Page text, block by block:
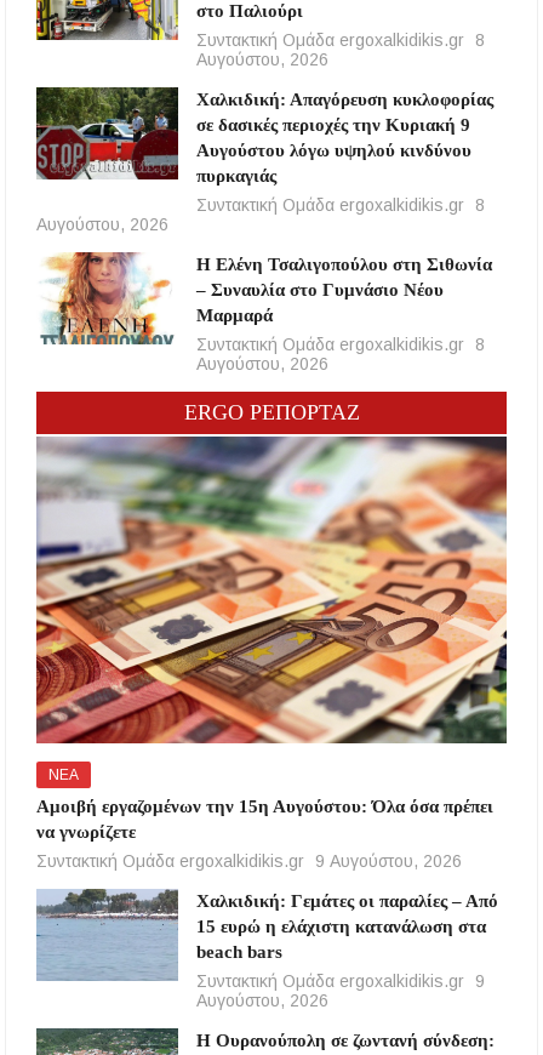
στο Παλιούρι
Συντακτική Ομάδα ergoxalkidikis.gr
8
Αυγούστου, 2026
Χαλκιδική: Απαγόρευση κυκλοφορίας
σε δασικές περιοχές την Κυριακή 9
Αυγούστου λόγω υψηλού κινδύνου
πυρκαγιάς
Συντακτική Ομάδα ergoxalkidikis.gr
8
Αυγούστου, 2026
Η Ελένη Τσαλιγοπούλου στη Σιθωνία
– Συναυλία στο Γυμνάσιο Νέου
Μαρμαρά
Συντακτική Ομάδα ergoxalkidikis.gr
8
Αυγούστου, 2026
ERGO ΡΕΠΟΡΤΑΖ
ΝΕΑ
Αμοιβή εργαζομένων την 15η Αυγούστου: Όλα όσα πρέπει
να γνωρίζετε
Συντακτική Ομάδα ergoxalkidikis.gr
9 Αυγούστου, 2026
Χαλκιδική: Γεμάτες οι παραλίες – Από
15 ευρώ η ελάχιστη κατανάλωση στα
beach bars
Συντακτική Ομάδα ergoxalkidikis.gr
9
Αυγούστου, 2026
Η Ουρανούπολη σε ζωντανή σύνδεση: